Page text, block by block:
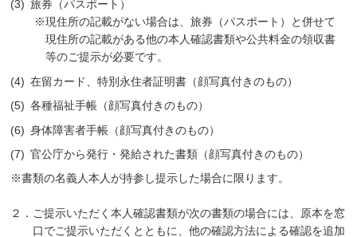
旅券（パスポート）
※現住所の記載がない場合は、旅券（パスポート）と併せて
現住所の記載がある他の本人確認書類や公共料金の領収書
等のご提示が必要です。
在留カード、特別永住者証明書（顔写真付きのもの）
各種福祉手帳（顔写真付きのもの）
身体障害者手帳（顔写真付きのもの）
官公庁から発行・発給された書類（顔写真付きのもの）
※書類の名義人本人が持参し提示した場合に限ります。
２．ご提示いただく本人確認書類が次の書類の場合には、原本を窓
口でご提示いただくとともに、他の確認方法による確認を追加